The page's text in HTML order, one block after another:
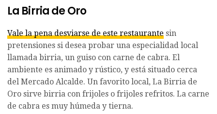
La Birria de Oro
Vale la pena desviarse de este restaurante sin
pretensiones si desea probar una especialidad local
llamada birria, un guiso con carne de cabra. El
ambiente es animado y rústico, y está situado cerca
del Mercado Alcalde. Un favorito local, La Birria de
Oro sirve birria con frijoles o frijoles refritos. La carne
de cabra es muy húmeda y tierna.